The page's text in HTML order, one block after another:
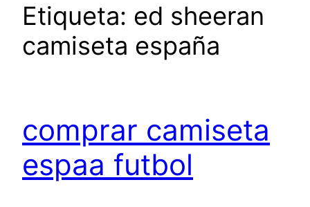
Etiqueta: ed sheeran
camiseta españa
comprar camiseta
espaa futbol